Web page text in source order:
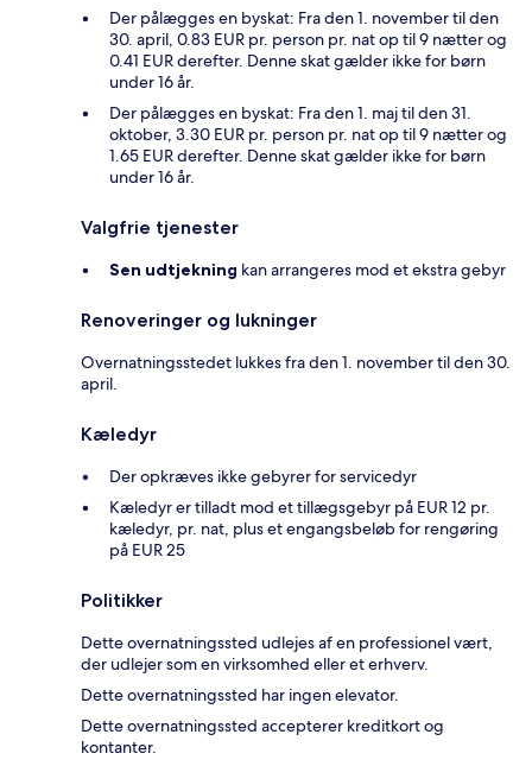
Der pålægges en byskat: Fra den 1. november til den
30. april, 0.83 EUR pr. person pr. nat op til 9 nætter og
0.41 EUR derefter. Denne skat gælder ikke for børn
under 16 år.
Der pålægges en byskat: Fra den 1. maj til den 31.
oktober, 3.30 EUR pr. person pr. nat op til 9 nætter og
1.65 EUR derefter. Denne skat gælder ikke for børn
under 16 år.
Valgfrie tjenester
Sen udtjekning kan arrangeres mod et ekstra gebyr
Renoveringer og lukninger
Overnatningsstedet lukkes fra den 1. november til den 30.
april.
Kæledyr
Der opkræves ikke gebyrer for servicedyr
Kæledyr er tilladt mod et tillægsgebyr på EUR 12 pr.
kæledyr, pr. nat, plus et engangsbeløb for rengøring
på EUR 25
Politikker
Dette overnatningssted udlejes af en professionel vært,
der udlejer som en virksomhed eller et erhverv.
Dette overnatningssted har ingen elevator.
Dette overnatningssted accepterer kreditkort og
kontanter.